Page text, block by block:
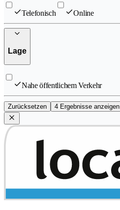
Telefonisch Online
Lage
Nahe öffentlichem Verkehr
Zurücksetzen 4 Ergebnisse anzeigen